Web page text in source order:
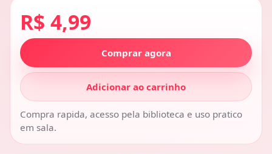
R$ 4,99
Comprar agora
Adicionar ao carrinho
Compra rapida, acesso pela biblioteca e uso pratico
em sala.